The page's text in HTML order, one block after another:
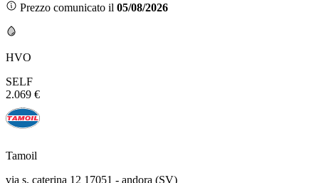
Prezzo comunicato il 05/08/2026
HVO
SELF
2.069 €
Tamoil
via s. caterina 12 17051 - andora (SV)